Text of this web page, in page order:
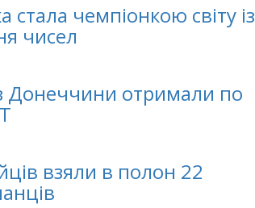
стала чемпіонкою світу із
чисел
Донеччини отримали по
взяли в полон 22